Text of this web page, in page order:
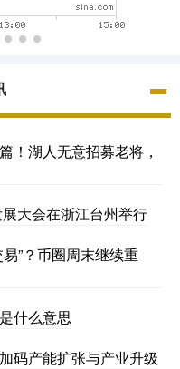
！湖人无意招募老将，
大会在浙江台州举行
”？币圈周末继续重
什么意思
码产能扩张与产业升级